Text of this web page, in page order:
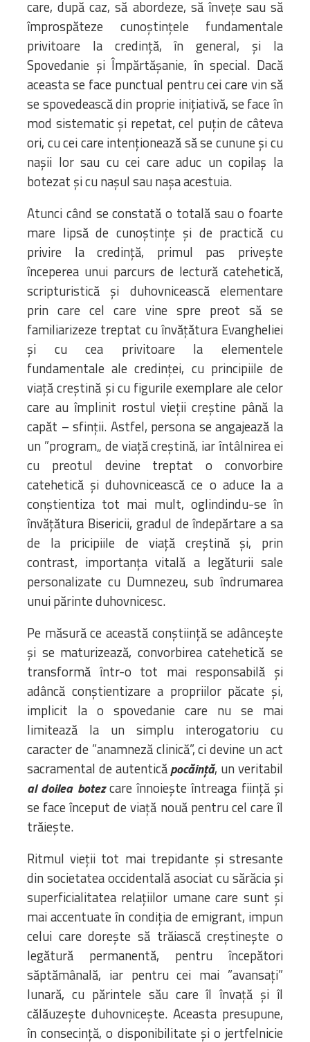
care, după caz, să abordeze, să învețe sau să
împrospăteze cunoștințele fundamentale
privitoare la credință, în general, și la
Spovedanie și Împărtășanie, în special. Dacă
aceasta se face punctual pentru cei care vin să
se spovedească din proprie inițiativă, se face în
mod sistematic și repetat, cel puțin de câteva
ori, cu cei care intenționează să se cunune și cu
nașii lor sau cu cei care aduc un copilaș la
botezat și cu nașul sau nașa acestuia.
Atunci când se constată o totală sau o foarte
mare lipsă de cunoștințe și de practică cu
privire la credință, primul pas privește
începerea unui parcurs de lectură catehetică,
scripturistică și duhovnicească elementare
prin care cel care vine spre preot să se
familiarizeze treptat cu învățătura Evangheliei
și cu cea privitoare la elementele
fundamentale ale credinței, cu principiile de
viață creștină și cu figurile exemplare ale celor
care au împlinit rostul vieții creștine până la
capăt – sfinții. Astfel, persona se angajează la
un ”program„ de viață creștină, iar întâlnirea ei
cu preotul devine treptat o convorbire
catehetică și duhovnicească ce o aduce la a
conștientiza tot mai mult, oglindindu-se în
învățătura Bisericii, gradul de îndepărtare a sa
de la pricipiile de viață creștină și, prin
contrast, importanța vitală a legăturii sale
personalizate cu Dumnezeu, sub îndrumarea
unui părinte duhovnicesc.
Pe măsură ce această conștiință se adâncește
și se maturizează, convorbirea catehetică se
transformă într-o tot mai responsabilă și
adâncă conștientizare a propriilor păcate și,
implicit la o spovedanie care nu se mai
limitează la un simplu interogatoriu cu
caracter de ”anamneză clinică”, ci devine un act
sacramental de autenticăpocăință, un veritabil
al doilea botezcare înnoiește întreaga ființă și
se face început de viață nouă pentru cel care îl
trăiește.
Ritmul vieții tot mai trepidante și stresante
din societatea occidentală asociat cu sărăcia și
superficialitatea relațiilor umane care sunt și
mai accentuate în condiția de emigrant, impun
celui care dorește să trăiască creștinește o
legătură permanentă, pentru începători
săptămânală, iar pentru cei mai ”avansați”
lunară, cu părintele său care îl învață și îl
călăuzește duhovnicește. Aceasta presupune,
în consecință, o disponibilitate și o jertfelnicie